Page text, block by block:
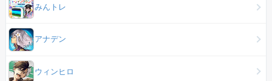
みんトレ
アナデン
ウィンヒロ